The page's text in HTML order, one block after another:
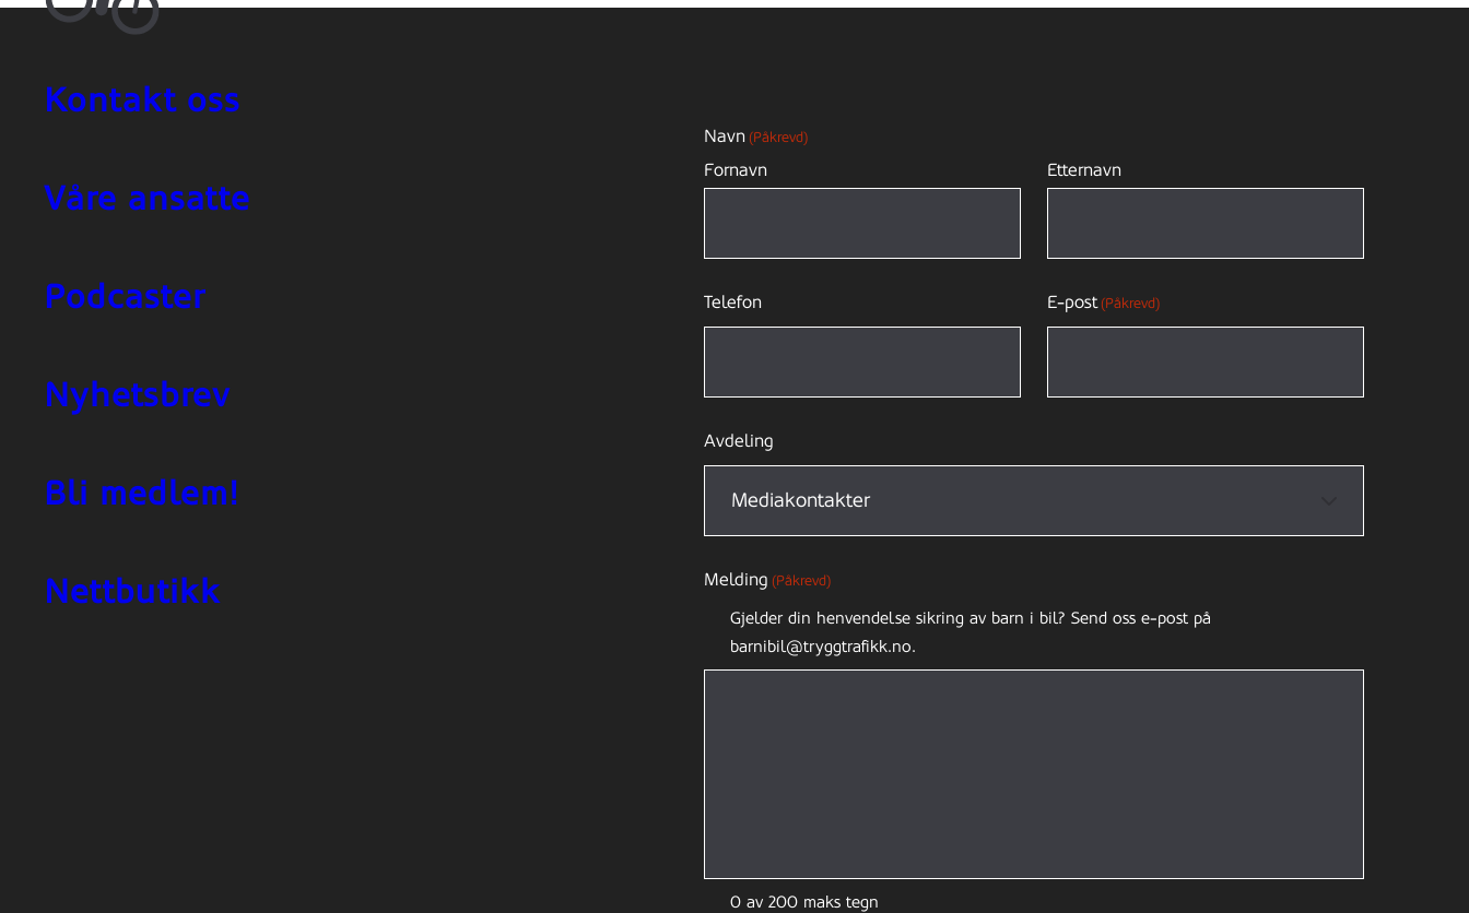
Kontakt oss
Våre ansatte
Podcaster
Nyhetsbrev
Bli medlem!
Nettbutikk
Navn (Påkrevd)
Fornavn Etternavn
Telefon E-post (Påkrevd)
Avdeling
Melding (Påkrevd)
Gjelder din henvendelse sikring av barn i bil? Send oss e-post på
barnibil@tryggtrafikk.no.
0 av 200 maks tegn